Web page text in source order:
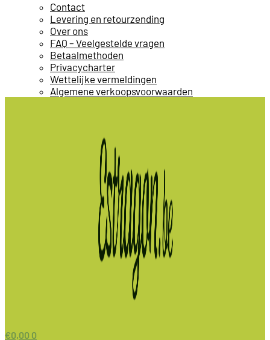
Contact
Levering en retourzending
Over ons
FAQ – Veelgestelde vragen
Betaalmethoden
Privacycharter
Wettelijke vermeldingen
Algemene verkoopsvoorwaarden
€0,00 0